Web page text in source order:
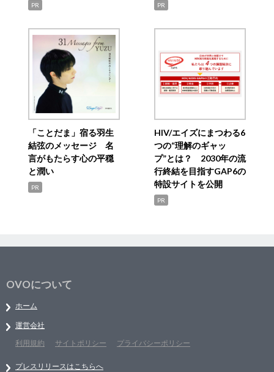
PR PR
「ことだま」宿る羽生
結弦のメッセージ 名
言がもたらす心の平穏
と潤い
PR
HIV/エイズにまつわる6
つの“理解のギャッ
プ”とは？ 2030年の流
行終結を目指すGAP6の
特設サイトを公開
PR
OVOについて
ホーム
運営会社
利用規約
サイトポリシー プライバシーポリシー
プレスリリースはこちらへ